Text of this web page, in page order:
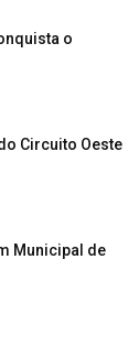
o
Circuito Oeste
Municipal de